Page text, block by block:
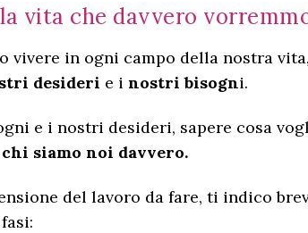
vita che davvero
vivere in ogni campo della nostra
desideri e i nostri bisogni.
e i nostri desideri, sapere cosa
chi siamo noi davvero.
del lavoro da fare, ti indico